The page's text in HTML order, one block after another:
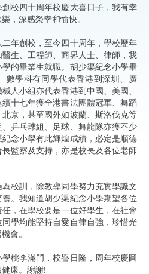
校四十周年校慶大喜日子，我有幸
，深感榮幸和愉快。
年創校，至今四十周年，學校歷年
生、工程師、商界人士、律師，我
的畢業生就職。胡少渠紀念小學畢
數學科有同學代表香港到深圳、廣
人小組亦代表香港到中國、美國、
十七年獲全港書法團體冠軍、舞蹈
京，甚至國外如波蘭、斯洛伐克等
乒乓球組、足球、舞龍隊亦獲不少
念小學有此輝煌成績，必定是順德
監察及支持，亦是校長及各位老師
訓，除教導同學努力充實學識文
。我知道胡少渠紀念小學期望各位
，在學校要是一位好學生，在社會
學均能堅持自愛自律自強，珍惜光
會。
李滿門，校譽日隆，周年校慶圓
康。謝謝!